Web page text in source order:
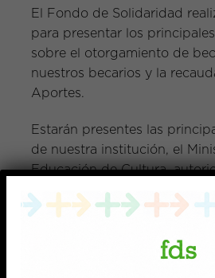
El Fondo de Solidaridad
para presentar los
sobre el otorgamiento de
nuestros becarios y la
Aportes.
Estarán presentes las
de nuestra institución, el
Educación de Cultura,
Universidad Tecnológica y
General de Educación